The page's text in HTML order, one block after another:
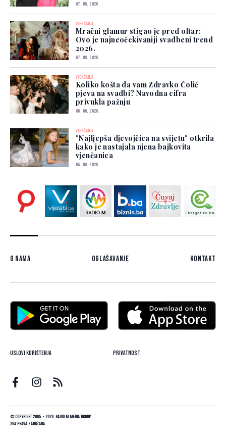
07. 08. 2026.
VJENČANJA
Mračni glamur stigao je pred oltar:
Ovo je najneočekivaniji svadbeni trend
2026.
07. 08. 2026.
VJENČANJA
Koliko košta da vam Zdravko Čolić
pjeva na svadbi? Navodna cifra
privukla pažnju
06. 08. 2026.
VJENČANJA
"Najljepša djevojčica na svijetu" otkrila
kako je nastajala njena bajkovita
vjenčanica
05. 08. 2026.
O nama Oglašavanje Kontakt
Uslovi korištenja Privatnost
© Copyright 2005. - 2026. Radio M Media Group.
Sva prava zadržana.